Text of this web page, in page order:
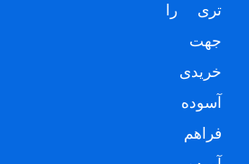
تری را
جهت
خریدی
آسوده
فراهم